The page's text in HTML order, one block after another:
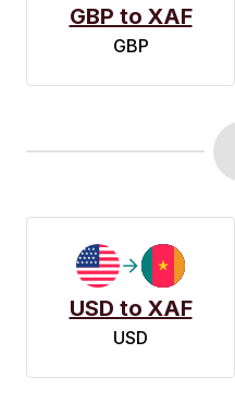
GBP to XAF
GBP
USD to XAF
USD